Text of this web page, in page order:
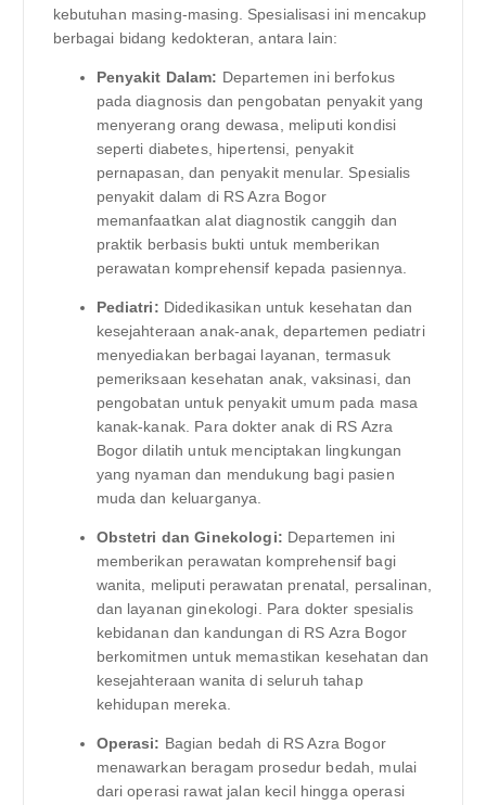
kebutuhan masing-masing. Spesialisasi ini mencakup
berbagai bidang kedokteran, antara lain:
Penyakit Dalam: Departemen ini berfokus
pada diagnosis dan pengobatan penyakit yang
menyerang orang dewasa, meliputi kondisi
seperti diabetes, hipertensi, penyakit
pernapasan, dan penyakit menular. Spesialis
penyakit dalam di RS Azra Bogor
memanfaatkan alat diagnostik canggih dan
praktik berbasis bukti untuk memberikan
perawatan komprehensif kepada pasiennya.
Pediatri: Didedikasikan untuk kesehatan dan
kesejahteraan anak-anak, departemen pediatri
menyediakan berbagai layanan, termasuk
pemeriksaan kesehatan anak, vaksinasi, dan
pengobatan untuk penyakit umum pada masa
kanak-kanak. Para dokter anak di RS Azra
Bogor dilatih untuk menciptakan lingkungan
yang nyaman dan mendukung bagi pasien
muda dan keluarganya.
Obstetri dan Ginekologi: Departemen ini
memberikan perawatan komprehensif bagi
wanita, meliputi perawatan prenatal, persalinan,
dan layanan ginekologi. Para dokter spesialis
kebidanan dan kandungan di RS Azra Bogor
berkomitmen untuk memastikan kesehatan dan
kesejahteraan wanita di seluruh tahap
kehidupan mereka.
Operasi: Bagian bedah di RS Azra Bogor
menawarkan beragam prosedur bedah, mulai
dari operasi rawat jalan kecil hingga operasi